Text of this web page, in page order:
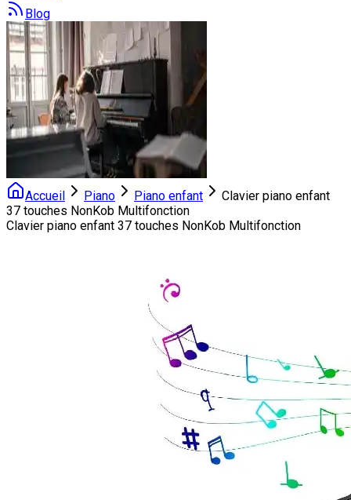
Blog
Accueil Piano Piano enfant
Clavier piano enfant
37 touches NonKob Multifonction
Clavier piano enfant 37 touches NonKob Multifonction